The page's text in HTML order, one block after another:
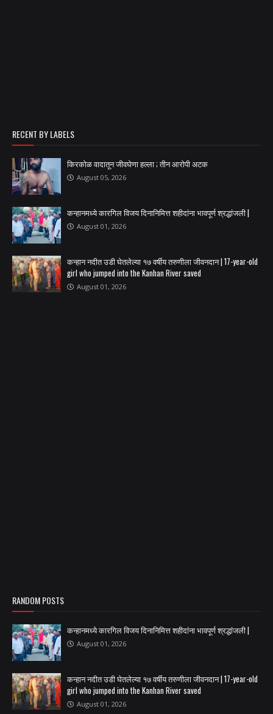
RECENT BY LABELS
किरकोळ वादातून जीवघेणा हल्ला ; तीन आरोपी अटक
August 05, 2026
कन्हानमध्ये कारगिल विजय दिनानिमित्त शहीदांना भावपूर्ण श्रद्धांजली |
August 01, 2026
कन्हान नदीत उडी घेतलेल्या १७ वर्षीय तरुणीला जीवनदान | 17-year-old
girl who jumped into the Kanhan River saved
August 01, 2026
RANDOM POSTS
कन्हानमध्ये कारगिल विजय दिनानिमित्त शहीदांना भावपूर्ण श्रद्धांजली |
August 01, 2026
कन्हान नदीत उडी घेतलेल्या १७ वर्षीय तरुणीला जीवनदान | 17-year-old
girl who jumped into the Kanhan River saved
August 01, 2026